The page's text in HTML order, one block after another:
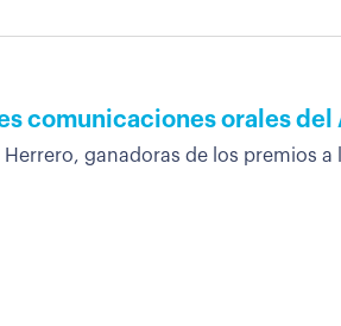
comunicaciones orales
Herrero, ganadoras de los premios